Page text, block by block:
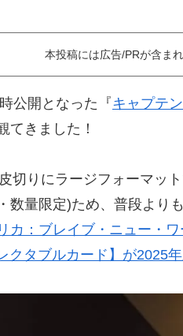
本投稿には広告/PRが含ま
公開となった『キャプテ
てきました！
切りにラージフォーマッ
数量限定)ため、普段より
カ：ブレイブ・ニュー・
クタブルカード】が2025